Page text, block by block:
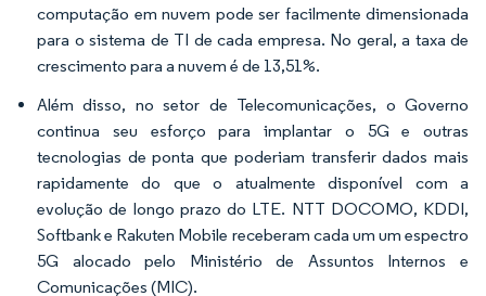
computação em nuvem pode ser facilmente dimensionada
para o sistema de TI de cada empresa. No geral, a taxa de
crescimento para a nuvem é de 13,51%.
Além disso, no setor de Telecomunicações, o Governo
continua seu esforço para implantar o 5G e outras
tecnologias de ponta que poderiam transferir dados mais
rapidamente do que o atualmente disponível com a
evolução de longo prazo do LTE. NTT DOCOMO, KDDI,
Softbank e Rakuten Mobile receberam cada um um espectro
5G alocado pelo Ministério de Assuntos Internos e
Comunicações (MIC).